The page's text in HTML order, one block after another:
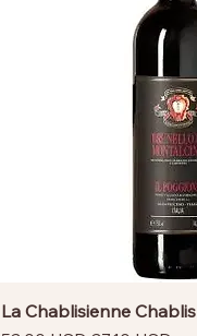
La Chablisienne